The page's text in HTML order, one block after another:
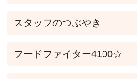
スタッフのつぶやき
フードファイター4100☆